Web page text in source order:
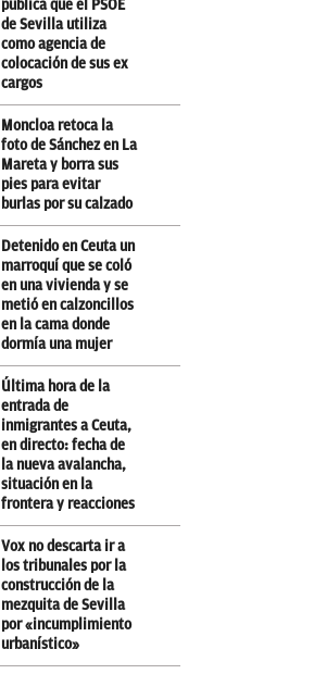
pública que el PSOE
de Sevilla utiliza
como agencia de
colocación de sus ex
cargos
Moncloa retoca la
foto de Sánchez en La
Mareta y borra sus
pies para evitar
burlas por su calzado
Detenido en Ceuta un
marroquí que se coló
en una vivienda y se
metió en calzoncillos
en la cama donde
dormía una mujer
Última hora de la
entrada de
inmigrantes a Ceuta,
en directo: fecha de
la nueva avalancha,
situación en la
frontera y reacciones
Vox no descarta ir a
los tribunales por la
construcción de la
mezquita de Sevilla
por «incumplimiento
urbanístico»